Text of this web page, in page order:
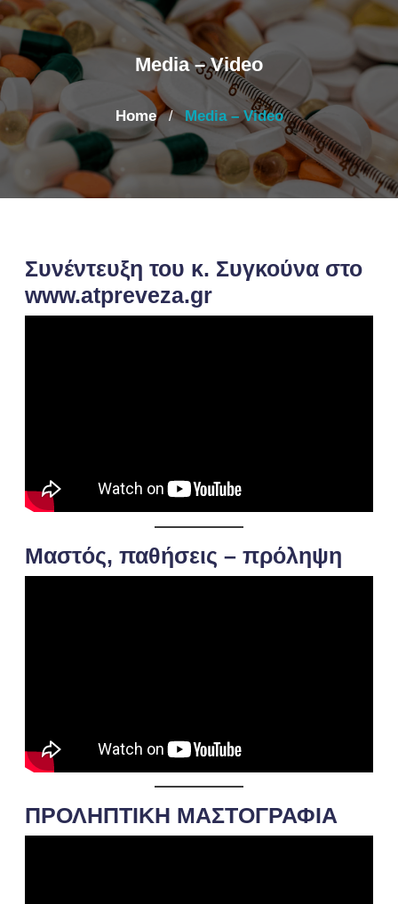
Media – Video
Home / Media – Video
Συνέντευξη του κ. Συγκούνα στο
www.atpreveza.gr
Μαστός, παθήσεις – πρόληψη
ΠΡΟΛΗΠΤΙΚΗ ΜΑΣΤΟΓΡΑΦΙΑ